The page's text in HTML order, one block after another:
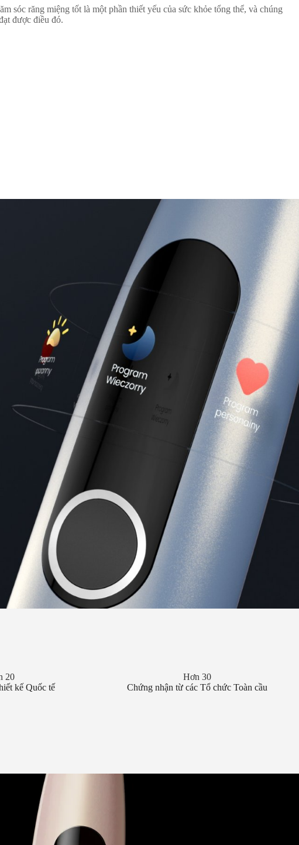
sóc răng miệng tốt là một phần thiết yếu của sức khỏe tổng thể, và chúng
được điều đó.
20
kế Quốc tế
Hơn 30
Chứng nhận từ các Tổ chức Toàn cầu